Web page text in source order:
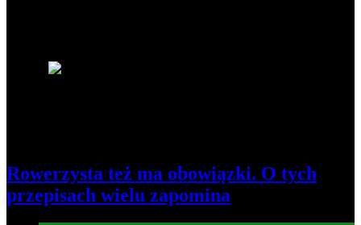
Rowerzysta też ma obowiązki. O tych
przepisach wielu zapomina